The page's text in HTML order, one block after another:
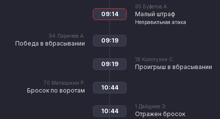
65 Буфетов А.
Малый штраф
Неправильная атака
09:14
94 Ларичев А.
Победа в вбрасывании 09:19
18 Колотухин С.
Проигрыш в вбрасывании
09:19
70 Матюшкин Р.
Бросок по воротам 10:44
1 Дайдиев Э.
Отражен бросок
10:44